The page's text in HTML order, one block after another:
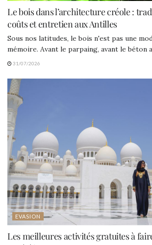
Le bois dans l’architecture créole :
coûts et entretien aux Antilles
Sous nos latitudes, le bois n'est pas une
mémoire. Avant le parpaing, avant le béton
31/07/2026
EVASION
Les meilleures activités gratuites à